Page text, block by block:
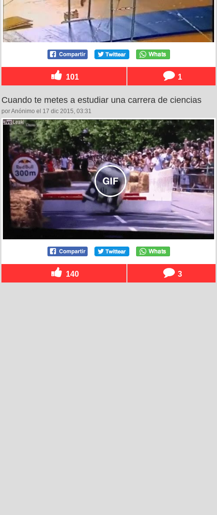
101 1
Cuando te metes a estudiar una carrera de ciencias
por Anónimo el 17 dic 2015, 03:31
140 3